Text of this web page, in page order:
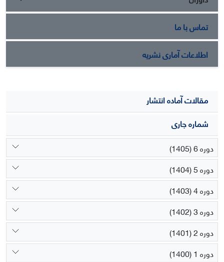
تماس با ما
اطلاعات آماری نشریه
مقالات آماده انتشار
شماره جاری
دوره 6 (1405)
دوره 5 (1404)
دوره 4 (1403)
دوره 3 (1402)
دوره 2 (1401)
دوره 1 (1400)